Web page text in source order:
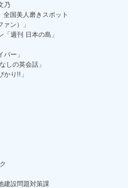
乃
全国美人磨きスポット
ン）」
週刊 日本の島」
ー」
しの英会話」
かり!!」
建設問題対策課